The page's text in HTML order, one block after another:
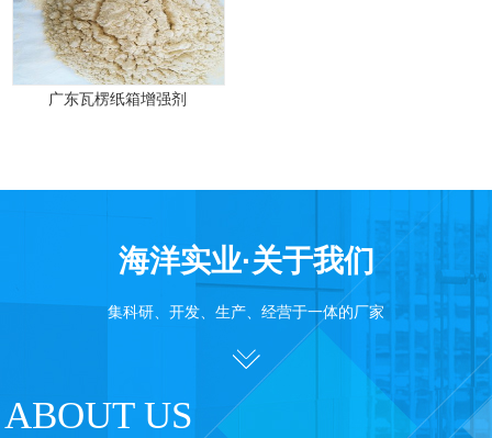
广东瓦楞纸箱增强剂
海洋实业·关于我们
集科研、开发、生产、经营于一体的厂家
ABOUT US